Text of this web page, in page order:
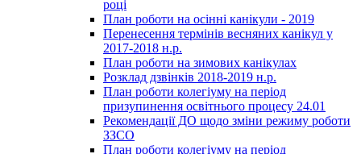
році
План роботи на осінні канікули - 2019
Перенесення термінів весняних канікул у
2017-2018 н.р.
План роботи на зимових канікулах
Розклад дзвінків 2018-2019 н.р.
План роботи колегіуму на період
призупинення освітнього процесу 24.01
Рекомендації ДО щодо зміни режиму роботи
ЗЗСО
План роботи колегіуму на період